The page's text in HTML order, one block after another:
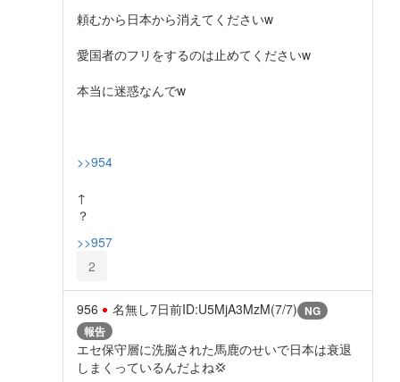
頼むから日本から消えてくださいw
愛国者のフリをするのは止めてくださいw
本当に迷惑なんでw
>>954
↑
？
>>957
2
956 名無し7日前ID:U5MjA3MzM(7/7) NG
報告
エセ保守層に洗脳された馬鹿のせいで日本は衰退
しまくっているんだよね💢